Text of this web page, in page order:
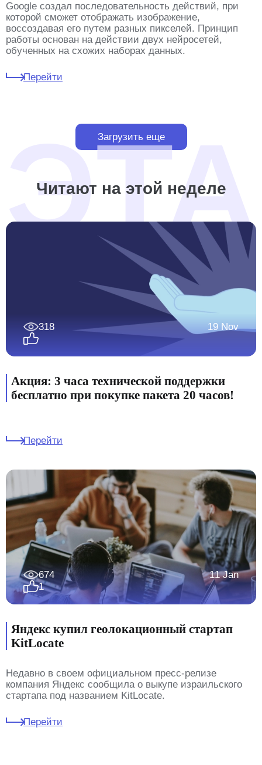
Google создал последовательность действий, при
которой сможет отображать изображение,
воссоздавая его путем разных пикселей. Принцип
работы основан на действии двух нейросетей,
обученных на схожих наборах данных.
Перейти
Загрузить еще
Читают на этой неделе
318 19 Nov
Акция: 3 часа технической поддержки
бесплатно при покупке пакета 20 часов!
Перейти
674
1
11 Jan
Яндекс купил геолокационный стартап
KitLocate
Недавно в своем официальном пресс-релизе
компания Яндекс сообщила о выкупе израильского
стартапа под названием KitLocate.
Перейти